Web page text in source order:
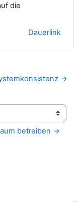
die
Dauerlink
→
betreiben →